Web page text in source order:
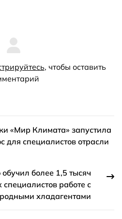
, чтобы оставить
«Мир Климата» запустила
для специалистов отрасли
обучил более 1,5 тысяч
работе с
хладагентами